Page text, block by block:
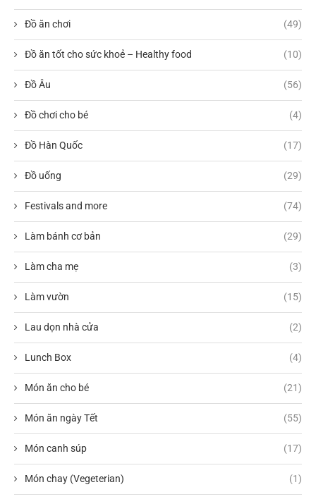
Đồ ăn chơi (49)
Đồ ăn tốt cho sức khoẻ – Healthy food (10)
Đồ Âu (56)
Đồ chơi cho bé (4)
Đồ Hàn Quốc (17)
Đồ uống (29)
Festivals and more (74)
Làm bánh cơ bản (29)
Làm cha mẹ (3)
Làm vườn (15)
Lau dọn nhà cửa (2)
Lunch Box (4)
Món ăn cho bé (21)
Món ăn ngày Tết (55)
Món canh súp (17)
Món chay (Vegeterian) (1)